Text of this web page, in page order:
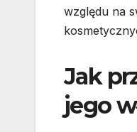
względu na
Jak
jego